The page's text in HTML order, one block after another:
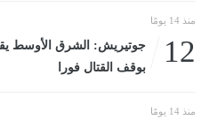
منذ 14 يومًا
12
جوتيريش: الشرق الأوسط
بوقف القتال فورا
منذ 14 يومًا